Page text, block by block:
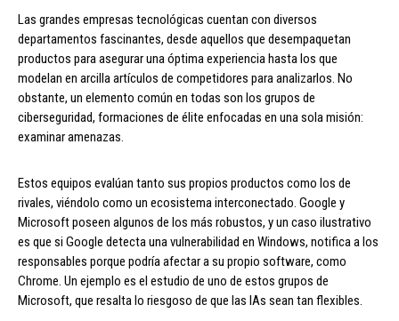
Las grandes empresas tecnológicas cuentan con diversos
departamentos fascinantes, desde aquellos que desempaquetan
productos para asegurar una óptima experiencia hasta los que
modelan en arcilla artículos de competidores para analizarlos. No
obstante, un elemento común en todas son los grupos de
ciberseguridad, formaciones de élite enfocadas en una sola misión:
examinar amenazas.
Estos equipos evalúan tanto sus propios productos como los de
rivales, viéndolo como un ecosistema interconectado. Google y
Microsoft poseen algunos de los más robustos, y un caso ilustrativo
es que si Google detecta una vulnerabilidad en Windows, notifica a los
responsables porque podría afectar a su propio software, como
Chrome. Un ejemplo es el estudio de uno de estos grupos de
Microsoft, que resalta lo riesgoso de que las IAs sean tan flexibles.